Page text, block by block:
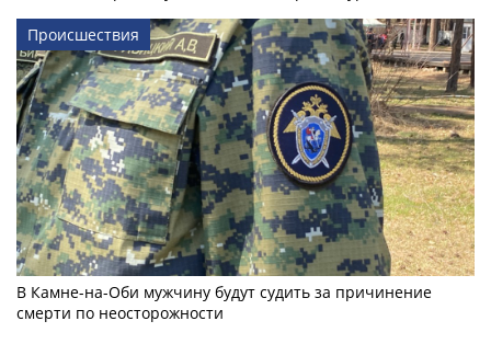
Происшествия
В Камне-на-Оби мужчину будут судить за причинение
смерти по неосторожности